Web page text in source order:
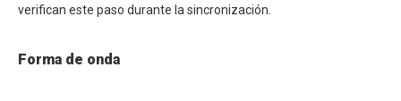
verifican este paso durante la sincronización.
Forma de onda